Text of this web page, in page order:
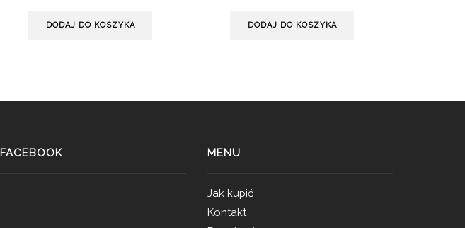
DODAJ DO KOSZYKA DODAJ DO KOSZYKA
FACEBOOK MENU
Jak kupić
Kontakt